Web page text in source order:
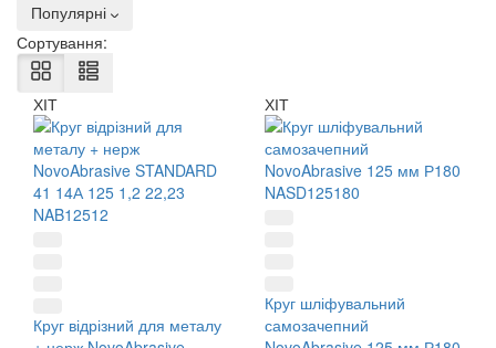
Популярні
Сортування:
ХІТ
Круг відрізний для металу
ХІТ
Круг шліфувальний
самозачепний